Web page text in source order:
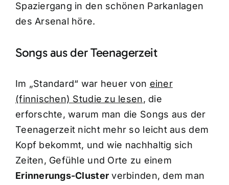
Spaziergang in den schönen Parkanlagen
des Arsenal höre.
Songs aus der Teenagerzeit
Im „Standard“ war heuer von einer
(finnischen) Studie zu lesen, die
erforschte, warum man die Songs aus der
Teenagerzeit nicht mehr so leicht aus dem
Kopf bekommt, und wie nachhaltig sich
Zeiten, Gefühle und Orte zu einem
Erinnerungs-Cluster verbinden, dem man